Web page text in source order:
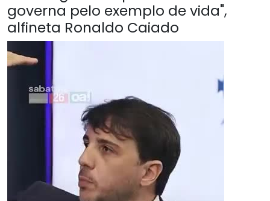
governa pelo exemplo de vida",
alfineta Ronaldo Caiado